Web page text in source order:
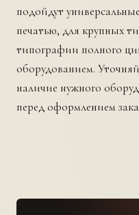
подойдут
печатью, для крупных
типографии полного
оборудованием.
наличие нужного
перед оформлением